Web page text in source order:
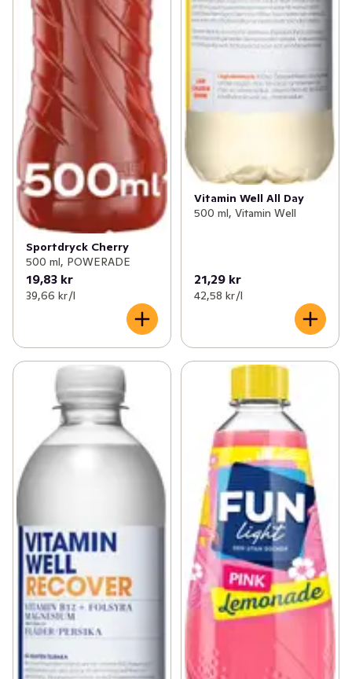
Sportdryck Cherry
500 ml, POWERADE
19,83 kr
39,66 kr /l
Vitamin Well All Day
500 ml, Vitamin Well
21,29 kr
42,58 kr /l